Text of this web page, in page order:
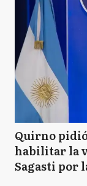
Quirno
habilitar la
Sagasti por